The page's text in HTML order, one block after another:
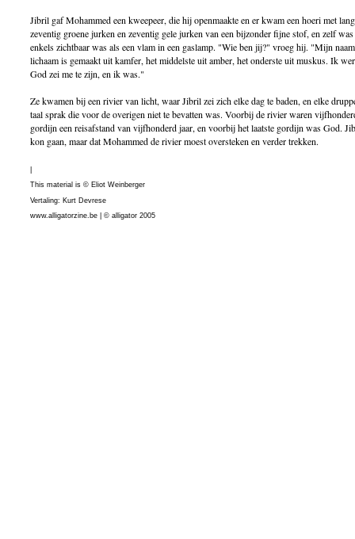
Jibril gaf Mohammed een kweepeer, die hij openmaakte en er kwam een hoeri met
zeventig groene jurken en zeventig gele jurken van een bijzonder fijne stof, en zelf
enkels zichtbaar was als een vlam in een gaslamp. "Wie ben jij?" vroeg hij. "Mijn
lichaam is gemaakt uit kamfer, het middelste uit amber, het onderste uit muskus. Ik
God zei me te zijn, en ik was."
Ze kwamen bij een rivier van licht, waar Jibril zei zich elke dag te baden, en elke
taal sprak die voor de overigen niet te bevatten was. Voorbij de rivier waren
gordijn een reisafstand van vijfhonderd jaar, en voorbij het laatste gordijn was God.
kon gaan, maar dat Mohammed de rivier moest oversteken en verder trekken.
This material is © Eliot Weinberger
Vertaling: Kurt Devrese
www.alligatorzine.be | © alligator 2005